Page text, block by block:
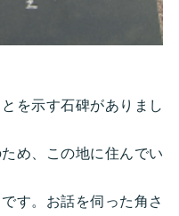
を示す石碑がありまし
め、この地に住んでい
す。お話を伺った角さ